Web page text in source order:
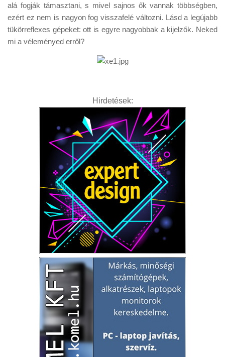
alá fogják támasztani, s mivel sajnos ők vannak többségben,
ezért ez nem is nagyon fog visszafelé változni. Lásd a legújabb
tükörreflexes gépeket: ott is egyre nagyobbak a kijelzők. Neked
mi a véleményed erről?
Hirdetések: